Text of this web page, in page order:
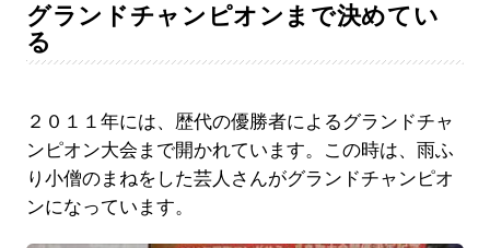
グランドチャンピオンまで決めてい
る
２０１１年には、歴代の優勝者によるグランドチャ
ンピオン大会まで開かれています。この時は、雨ふ
り小僧のまねをした芸人さんがグランドチャンピオ
ンになっています。